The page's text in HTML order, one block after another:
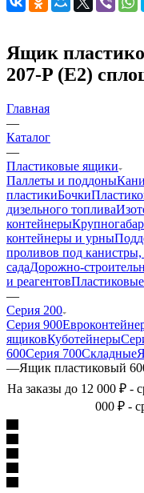
Ящик
207-P (Е2)
Главная
—
Каталог
—
Пластиковые ящики
Паллеты и поддоны
пластикиБочки
дизельного топлива
контейнеры
контейнеры и урны
проливов под
садаДорожно-
и реагентов
—
Серия 200
Серия 900
ящиковКуботейнеры
600Серия 700Складные
—Ящик пластиковый
На заказы до 12 000 ₽ -
000 ₽ -